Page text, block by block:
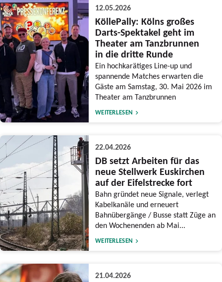
12.05.2026
KöllePally: Kölns großes
Darts-Spektakel geht im
Theater am Tanzbrunnen
in die dritte Runde
Ein hochkarätiges Line-up und
spannende Matches erwarten die
Gäste am Samstag, 30. Mai 2026 im
Theater am Tanzbrunnen
WEITERLESEN
22.04.2026
DB setzt Arbeiten für das
neue Stellwerk Euskirchen
auf der Eifelstrecke fort
Bahn gründet neue Signale, verlegt
Kabelkanäle und erneuert
Bahnübergänge / Busse statt Züge an
den Wochenenden ab Mai...
WEITERLESEN
21.04.2026